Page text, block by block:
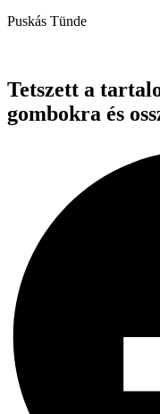
Puskás Tünde
Tetszett a
gombokra és